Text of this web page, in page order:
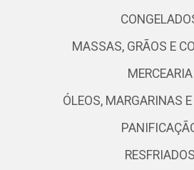
MASSAS, GRÃOS E
MERCEARIA
ÓLEOS, MARGARINAS
RESFRIADOS